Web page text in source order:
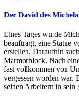
Der David des
Eines Tages wurde
beauftragt, eine Statue
erstellen. Daraufhin
Marmorblock. Nach
fast vollkommen von
vergessen worden war.
seinen Arbeitern in sein